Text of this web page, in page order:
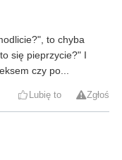
to chyba
się pieprzycie?" I
czy po...
Lubię to Zgłoś